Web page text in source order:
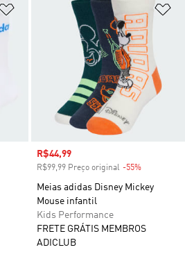
Adicionar à Lista de Desejos
Preço com desconto
R$44,99
R$99,99 Preço original -55%
Meias adidas Disney Mickey
Mouse infantil
Kids Performance
FRETE GRÁTIS MEMBROS
ADICLUB